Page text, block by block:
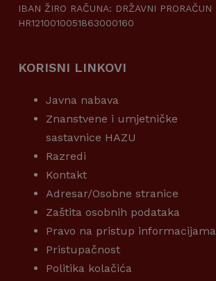
IBAN ŽIRO RAČUNA: DRŽAVNI PRORAČUN
HR1210010051863000160
KORISNI LINKOVI
Javna nabava
Znanstvene i umjetničke
sastavnice HAZU
Razredi
Kontakt
Adresar/Osobne stranice
Zaštita osobnih podataka
Pravo na pristup informacijama
Pristupačnost
Politika kolačića